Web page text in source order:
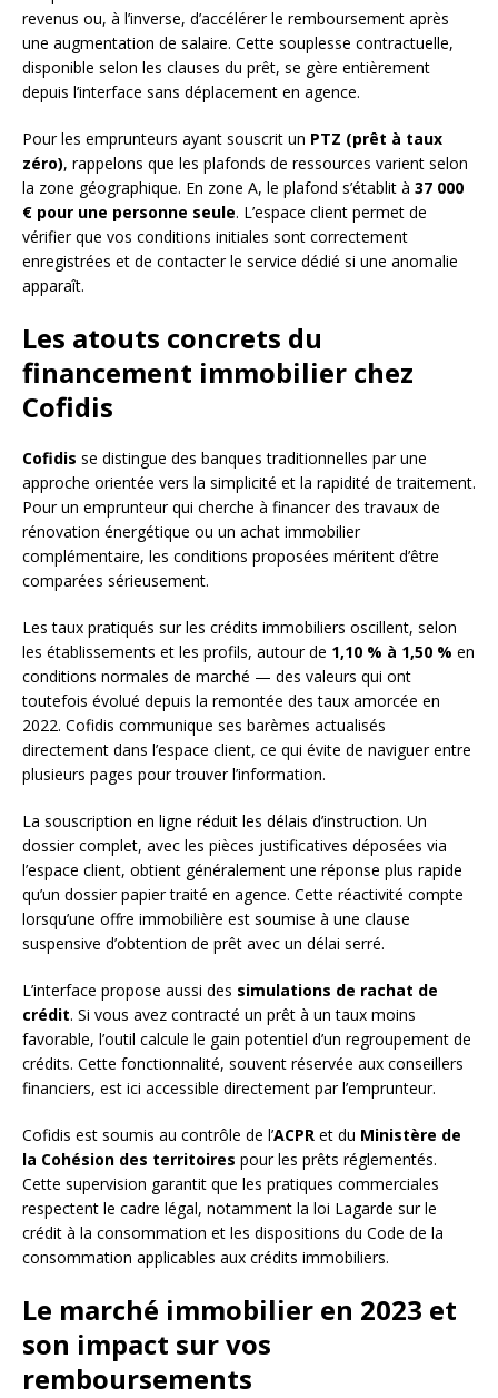
revenus ou, à l’inverse, d’accélérer le remboursement après
une augmentation de salaire. Cette souplesse contractuelle,
disponible selon les clauses du prêt, se gère entièrement
depuis l’interface sans déplacement en agence.
Pour les emprunteurs ayant souscrit un PTZ (prêt à taux
zéro), rappelons que les plafonds de ressources varient selon
la zone géographique. En zone A, le plafond s’établit à 37 000
€ pour une personne seule. L’espace client permet de
vérifier que vos conditions initiales sont correctement
enregistrées et de contacter le service dédié si une anomalie
apparaît.
Les atouts concrets du
financement immobilier chez
Cofidis
Cofidis se distingue des banques traditionnelles par une
approche orientée vers la simplicité et la rapidité de traitement.
Pour un emprunteur qui cherche à financer des travaux de
rénovation énergétique ou un achat immobilier
complémentaire, les conditions proposées méritent d’être
comparées sérieusement.
Les taux pratiqués sur les crédits immobiliers oscillent, selon
les établissements et les profils, autour de 1,10 % à 1,50 % en
conditions normales de marché — des valeurs qui ont
toutefois évolué depuis la remontée des taux amorcée en
2022. Cofidis communique ses barèmes actualisés
directement dans l’espace client, ce qui évite de naviguer entre
plusieurs pages pour trouver l’information.
La souscription en ligne réduit les délais d’instruction. Un
dossier complet, avec les pièces justificatives déposées via
l’espace client, obtient généralement une réponse plus rapide
qu’un dossier papier traité en agence. Cette réactivité compte
lorsqu’une offre immobilière est soumise à une clause
suspensive d’obtention de prêt avec un délai serré.
L’interface propose aussi des simulations de rachat de
crédit. Si vous avez contracté un prêt à un taux moins
favorable, l’outil calcule le gain potentiel d’un regroupement de
crédits. Cette fonctionnalité, souvent réservée aux conseillers
financiers, est ici accessible directement par l’emprunteur.
Cofidis est soumis au contrôle de l’ACPR et du Ministère de
la Cohésion des territoires pour les prêts réglementés.
Cette supervision garantit que les pratiques commerciales
respectent le cadre légal, notamment la loi Lagarde sur le
crédit à la consommation et les dispositions du Code de la
consommation applicables aux crédits immobiliers.
Le marché immobilier en 2023 et
son impact sur vos
remboursements